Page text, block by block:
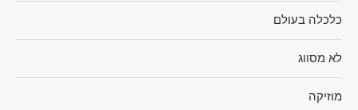
כלכלה בעולם
לא מסווג
מוזיקה